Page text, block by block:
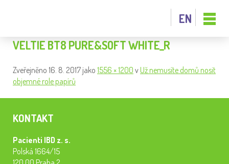
EN
VELTIE BT8 PURE&SOFT WHITE_R
Zveřejněno 16. 8. 2017 jako 1556 × 1200 v Už nemusíte domů nosit
objemné role papírů
KONTAKT
Pacienti IBD z. s.
Polská 1664/15